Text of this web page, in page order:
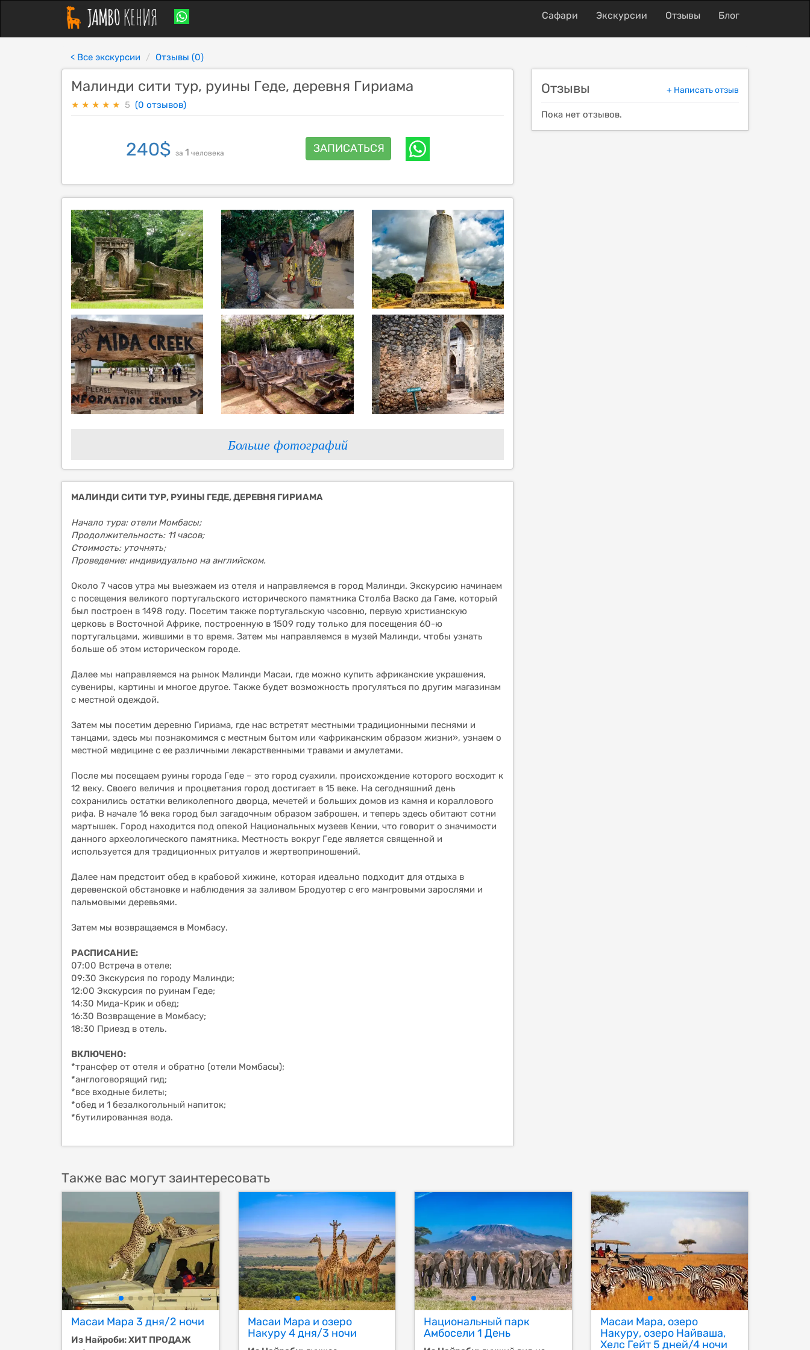
Сафари Экскурсии Отзывы Блог
< Все экскурсии Отзывы (0)
Малинди сити тур, руины Геде, деревня Гириама
★ ★ ★ ★ ★ 5 (0 отзывов)
240$ за 1 человека ЗАПИСАТЬСЯ
Больше фотографий
МАЛИНДИ СИТИ ТУР, РУИНЫ ГЕДЕ, ДЕРЕВНЯ ГИРИАМА
Начало тура: отели Момбасы;
Продолжительность: 11 часов;
Стоимость: уточнять;
Проведение: индивидуально на английском.
Около 7 часов утра мы выезжаем из отеля и направляемся в город Малинди. Экскурсию начинаем
с посещения великого португальского исторического памятника Столба Васко да Гаме, который
был построен в 1498 году. Посетим также португальскую часовню, первую христианскую
церковь в Восточной Африке, построенную в 1509 году только для посещения 60-ю
португальцами, жившими в то время. Затем мы направляемся в музей Малинди, чтобы узнать
больше об этом историческом городе.
Далее мы направляемся на рынок Малинди Масаи, где можно купить африканские украшения,
сувениры, картины и многое другое. Также будет возможность прогуляться по другим магазинам
с местной одеждой.
Затем мы посетим деревню Гириама, где нас встретят местными традиционными песнями и
танцами, здесь мы познакомимся с местным бытом или «африканским образом жизни», узнаем о
местной медицине с ее различными лекарственными травами и амулетами.
После мы посещаем руины города Геде – это город суахили, происхождение которого восходит к
12 веку. Своего величия и процветания город достигает в 15 веке. На сегодняшний день
сохранились остатки великолепного дворца, мечетей и больших домов из камня и кораллового
рифа. В начале 16 века город был загадочным образом заброшен, и теперь здесь обитают сотни
мартышек. Город находится под опекой Национальных музеев Кении, что говорит о значимости
данного археологического памятника. Местность вокруг Геде является священной и
используется для традиционных ритуалов и жертвоприношений.
Далее нам предстоит обед в крабовой хижине, которая идеально подходит для отдыха в
деревенской обстановке и наблюдения за заливом Бродуотер с его мангровыми зарослями и
пальмовыми деревьями.
Затем мы возвращаемся в Момбасу.
РАСПИСАНИЕ:
07:00 Встреча в отеле;
09:30 Экскурсия по городу Малинди;
12:00 Экскурсия по руинам Геде;
14:30 Мида-Крик и обед;
16:30 Возвращение в Момбасу;
18:30 Приезд в отель.
ВКЛЮЧЕНО:
*трансфер от отеля и обратно (отели Момбасы);
*англоговорящий гид;
*все входные билеты;
*обед и 1 безалкогольный напиток;
*бутилированная вода.
Отзывы + Написать отзыв
Пока нет отзывов.
Также вас могут заинтересовать
Масаи Мара 3 дня/2 ночи
Из Найроби: ХИТ ПРОДАЖ
Масаи Мара и озеро
Накуру 4 дня/3 ночи
Национальный парк
Амбосели 1 День
Масаи Мара, озеро
Накуру, озеро Найваша,
Хелс Гейт 5 дней/4 ночи